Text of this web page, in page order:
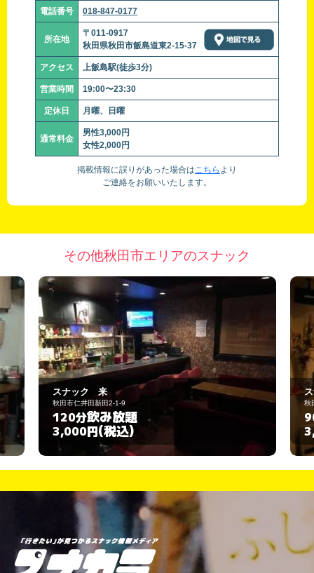
電話番号 018-847-0177
所在地
〒011-0917
秋田県秋田市飯島道東2-15-37
アクセス 上飯島駅(徒歩3分)
営業時間 19:00〜23:30
定休日 月曜、日曜
通常料金
男性3,000円
女性2,000円
掲載情報に誤りがあった場合はこちら より
ご連絡をお願いいたします。
その他秋田市エリアのスナック
スナック ルリ
秋田市保戸野原の町6-32
90分飲み放題
3,000円